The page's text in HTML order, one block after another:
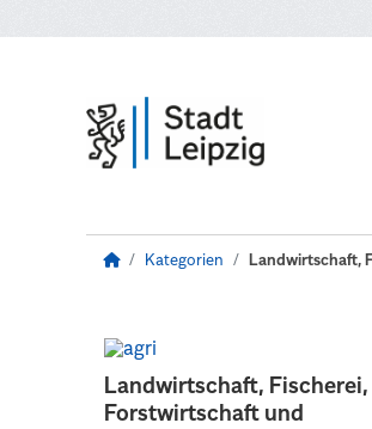
Kategorien Landwirtschaft,
Landwirtschaft, Fischerei,
Forstwirtschaft und